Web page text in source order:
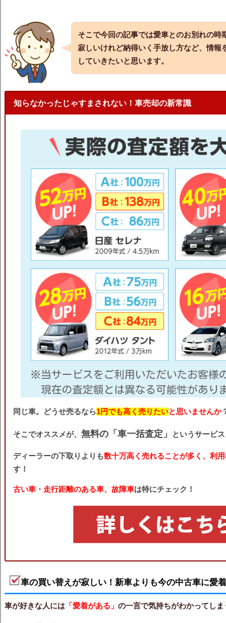
そこで今回の記事では愛車とのお別れの時
寂しいけれど納得いく手放し方など、情報
していきたいと思います。
知らなかったじゃすまされない！車売却の新常識
同じ車。どうせ売るなら1円でも高く売りたいと思いませんか
そこでオススメが、 無料の「車一括査定」 というサービ
ディーラーの下取りよりも数十万高く売れることが多く、利
す！
古い車・走行距離のある車、故障車は特にチェック！
車の買い替えが寂しい！新車よりも今の中古車に愛
車が好きな人には「愛着がある」 の一言で気持ちがわかってしま